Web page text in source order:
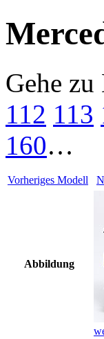
Gehe
112 113
160…
Vorheriges Modell
Abbildung